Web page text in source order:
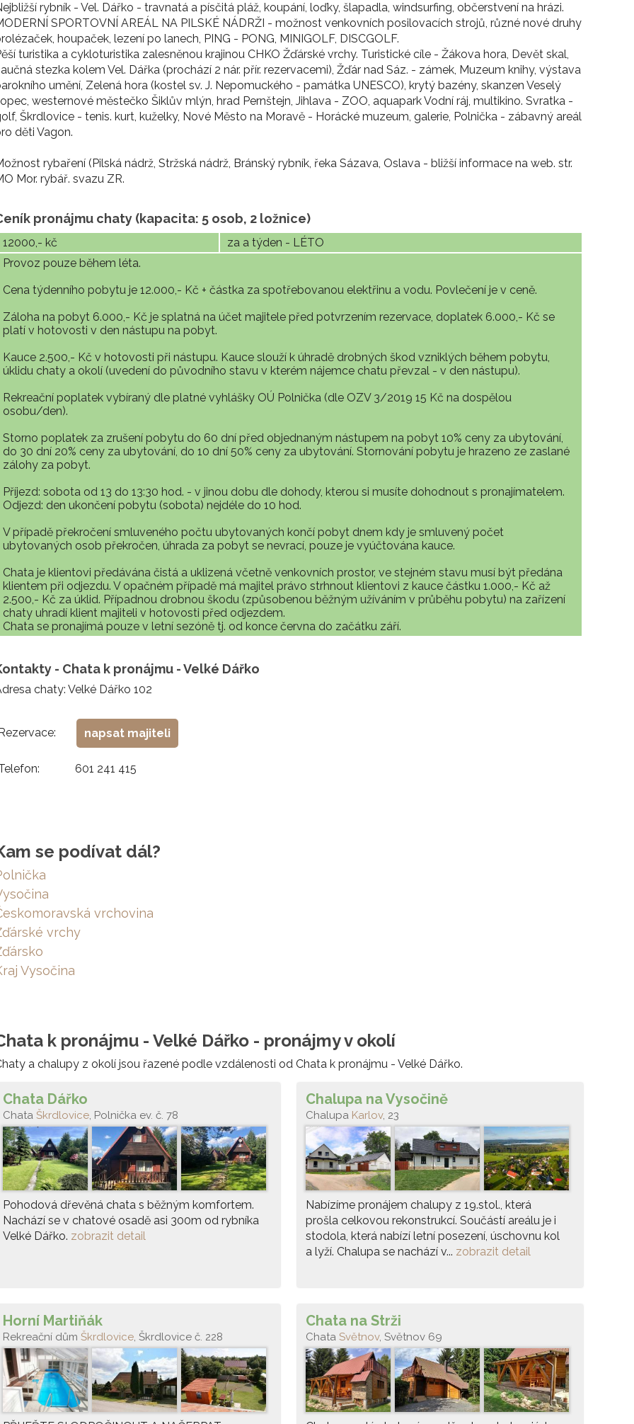
rybník - Vel. Dářko - travnatá a písčitá pláž, koupání, loďky, šlapadla, windsurfing, občerstvení na hrázi.
SPORTOVNÍ AREÁL NA PILSKÉ NÁDRŽI - možnost venkovních posilovacích strojů, různé nové druhy
houpaček, lezení po lanech, PING - PONG, MINIGOLF, DISCGOLF.
turistika a cykloturistika zalesněnou krajinou CHKO Žďárské vrchy. Turistické cíle - Žákova hora, Devět skal,
stezka kolem Vel. Dářka (prochází 2 nár. přír. rezervacemi), Žďár nad Sáz. - zámek, Muzeum knihy, výstava
umění, Zelená hora (kostel sv. J. Nepomuckého - památka UNESCO), krytý bazény, skanzen Veselý
westernové městečko Šiklův mlýn, hrad Pernštejn, Jihlava - ZOO, aquapark Vodní ráj, multikino. Svratka -
Škrdlovice - tenis. kurt, kuželky, Nové Město na Moravě - Horácké muzeum, galerie, Polnička - zábavný areál
děti Vagon.
rybaření (Pilská nádrž, Stržská nádrž, Bránský rybník, řeka Sázava, Oslava - bližší informace na web. str.
Mor. rybář. svazu ZR.
pronájmu chaty (kapacita: 5 osob, 2 ložnice)
12000,- kč
za a týden - LÉTO
Provoz pouze během léta.
Cena týdenního pobytu je 12.000,- Kč + částka za spotřebovanou elektřinu a vodu. Povlečení je v ceně.
Záloha na pobyt 6.000,- Kč je splatná na účet majitele před potvrzením rezervace, doplatek 6.000,- Kč se
platí v hotovosti v den nástupu na pobyt.
Kauce 2.500,- Kč v hotovosti při nástupu. Kauce slouží k úhradě drobných škod vzniklých během pobytu,
úklidu chaty a okolí (uvedení do původního stavu v kterém nájemce chatu převzal - v den nástupu).
Rekreační poplatek vybíraný dle platné vyhlášky OÚ Polnička (dle OZV 3/2019 15 Kč na dospělou
osobu/den).
Storno poplatek za zrušení pobytu do 60 dní před objednaným nástupem na pobyt 10% ceny za ubytování,
do 30 dní 20% ceny za ubytování, do 10 dní 50% ceny za ubytování. Stornování pobytu je hrazeno ze zaslané
zálohy za pobyt.
Příjezd: sobota od 13 do 13:30 hod. - v jinou dobu dle dohody, kterou si musíte dohodnout s pronajímatelem.
Odjezd: den ukončení pobytu (sobota) nejdéle do 10 hod.
V případě překročení smluveného počtu ubytovaných končí pobyt dnem kdy je smluvený počet
ubytovaných osob překročen, úhrada za pobyt se nevrací, pouze je vyúčtována kauce.
Chata je klientovi předávána čistá a uklizená včetně venkovních prostor, ve stejném stavu musí být předána
klientem při odjezdu. V opačném případě má majitel právo strhnout klientovi z kauce částku 1.000,- Kč až
2.500,- Kč za úklid. Případnou drobnou škodu (způsobenou běžným užíváním v průběhu pobytu) na zařízení
chaty uhradí klient majiteli v hotovosti před odjezdem.
Chata se pronajímá pouze v letní sezóně tj. od konce června do začátku září.
- Chata k pronájmu - Velké Dářko
chaty: Velké Dářko 102
napsat majiteli
601 241 415
se podívat dál?
vrchovina
vrchy
Vysočina
k pronájmu - Velké Dářko - pronájmy v okolí
a chalupy z okolí jsou řazené podle vzdálenosti od Chata k pronájmu - Velké Dářko.
Chata Dářko
Chata Škrdlovice, Polnička ev. č. 78
Pohodová dřevěná chata s běžným komfortem.
Nachází se v chatové osadě asi 300m od rybníka
Velké Dářko. zobrazit detail
Chalupa na Vysočině
Chalupa Karlov, 23
Nabízíme pronájem chalupy z 19.stol., která
prošla celkovou rekonstrukcí. Součástí areálu je i
stodola, která nabízí letní posezení, úschovnu kol
a lyží. Chalupa se nachází v... zobrazit detail
Horní Martiňák
Rekreační dům Škrdlovice, Škrdlovice č. 228
Chata na Strži
Chata Světnov, Světnov 69